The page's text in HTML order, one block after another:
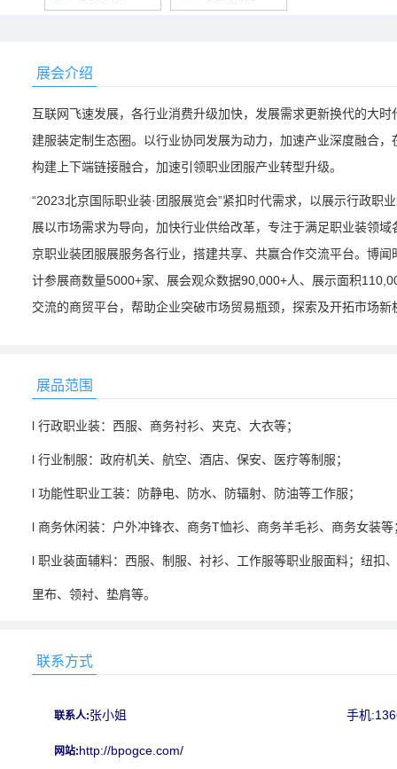
展会介绍
互联网飞速发展，各行业消费升级加快，发展需求更新换代的大
建服装定制生态圈。以行业协同发展为动力，加速产业深度融合
构建上下端链接融合，加速引领职业团服产业转型升级。
“2023北京国际职业装·团服展览会”紧扣时代需求，以展示行政职
展以市场需求为导向，加快行业供给改革，专注于满足职业装领
京职业装团服展服务各行业，搭建共享、共赢合作交流平台。博
计参展商数量5000+家、展会观众数据90,000+人、展示面积
交流的商贸平台，帮助企业突破市场贸易瓶颈，探索及开拓市场新
展品范围
l 行政职业装：西服、商务衬衫、夹克、大衣等；
l 行业制服：政府机关、航空、酒店、保安、医疗等制服；
l 功能性职业工装：防静电、防水、防辐射、防油等工作服；
l 商务休闲装：户外冲锋衣、商务T恤衫、商务羊毛衫、商务女装等
l 职业装面辅料：西服、制服、衬衫、工作服等职业服面料；纽扣
里布、领衬、垫肩等。
联系方式
联系人:张小姐 手机
网站:http://bpogce.com/